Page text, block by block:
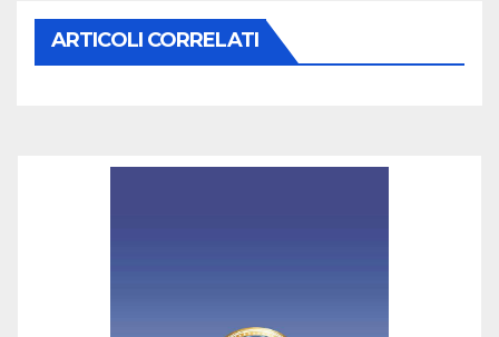
ARTICOLI CORRELATI